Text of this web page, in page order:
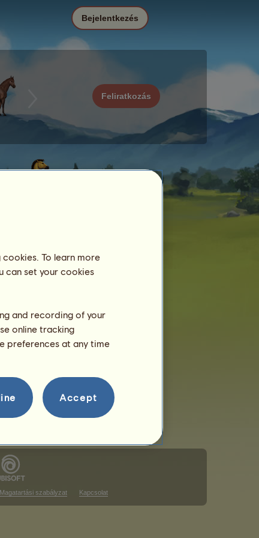
Feliratkozás
Bejelentkezés
Magatartási szabályzat Kapcsolat
To learn more
can set your cookies
and recording of your
online tracking
preferences at any time
Accept